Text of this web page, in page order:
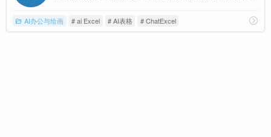
AI办公与绘画 # ai Excel # AI表格 # ChatExcel